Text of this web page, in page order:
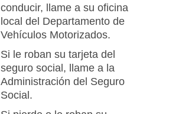
conducir, llame a su oficina
local del Departamento de
Vehículos Motorizados.
Si le roban su tarjeta del
seguro social, llame a la
Administración del Seguro
Social.